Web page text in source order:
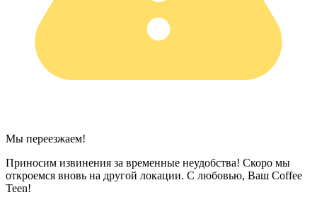
Мы переезжаем!
Приносим извинения за временные неудобства! Скоро мы
откроемся вновь на другой локации. С любовью, Ваш Coffee
Teen!